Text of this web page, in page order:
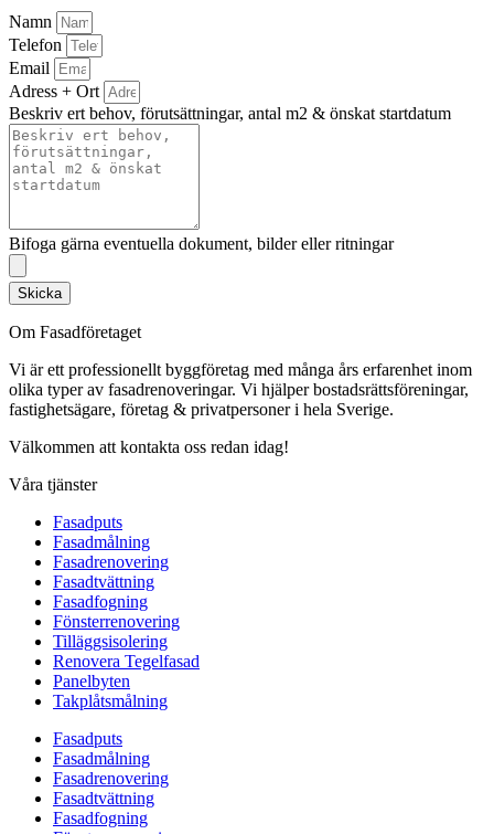
Namn
Telefon
Email
Adress + Ort
Beskriv ert behov, förutsättningar, antal m2 & önskat startdatum
Bifoga gärna eventuella dokument, bilder eller ritningar
Skicka
Om Fasadföretaget
Vi är ett professionellt byggföretag med många års erfarenhet inom
olika typer av fasadrenoveringar. Vi hjälper bostadsrättsföreningar,
fastighetsägare, företag & privatpersoner i hela Sverige.
Välkommen att kontakta oss redan idag!
Våra tjänster
Fasadputs
Fasadmålning
Fasadrenovering
Fasadtvättning
Fasadfogning
Fönsterrenovering
Tilläggsisolering
Renovera Tegelfasad
Panelbyten
Takplåtsmålning
Fasadputs
Fasadmålning
Fasadrenovering
Fasadtvättning
Fasadfogning